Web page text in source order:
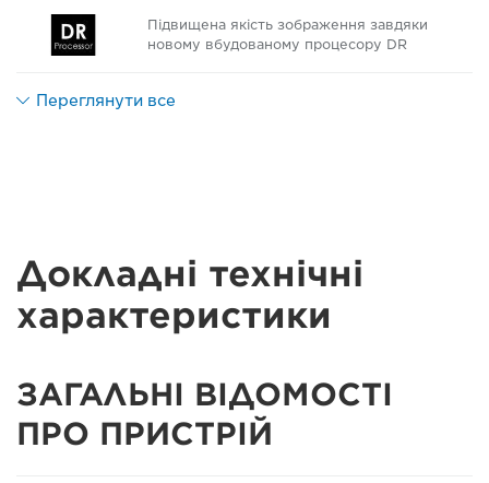
Підвищена якість зображення завдяки
новому вбудованому процесору DR
Переглянути все
Докладні технічні
характеристики
ЗАГАЛЬНІ ВІДОМОСТІ
ПРО ПРИСТРІЙ